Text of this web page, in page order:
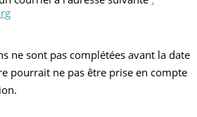
ne sont pas complétées avant la date
pourrait ne pas être prise en compte